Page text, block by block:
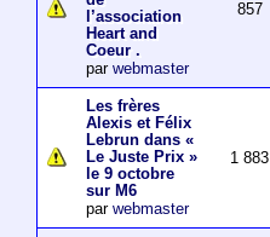
l’association
Heart and
Coeur .
par webmaster
857
Les frères
Alexis et Félix
Lebrun dans «
Le Juste Prix »
le 9 octobre
sur M6
par webmaster
1 883